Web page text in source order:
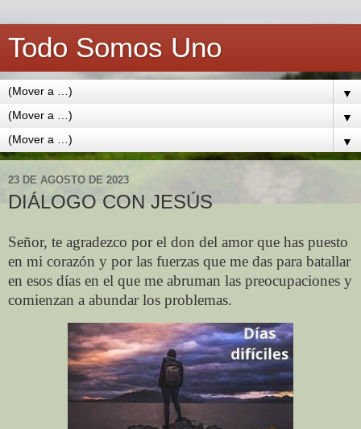
Todo Somos Uno
▼
▼
▼
23 DE AGOSTO DE 2023
DIÁLOGO CON JESÚS
Señor, te agradezco por el don del amor que has puesto
en mi corazón y por las fuerzas que me das para batallar
en esos días en el que me abruman las preocupaciones y
comienzan a abundar los problemas.